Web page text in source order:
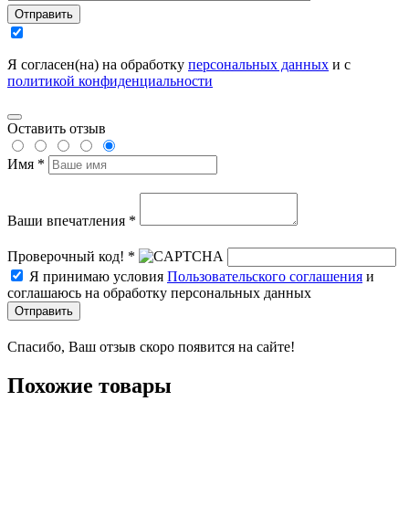
Отправить
Я согласен(на) на обработку персональных данных и с
политикой конфиденциальности
Оставить отзыв
Имя *
Ваши впечатления *
Проверочный код! *
Я принимаю условия Пользовательского соглашения и
соглашаюсь на обработку персональных данных
Отправить
Спасибо, Ваш отзыв скоро появится на сайте!
Похожие товары